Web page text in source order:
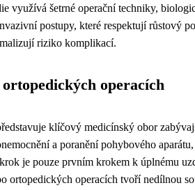
využívá šetrné operační techniky,
postupy, které respektují růstový
riziko komplikací.
operacích
klíčový medicínský obor
a poranění pohybového
je pouze prvním krokem k úplnému
ortopedických operacích tvoří nedílnou